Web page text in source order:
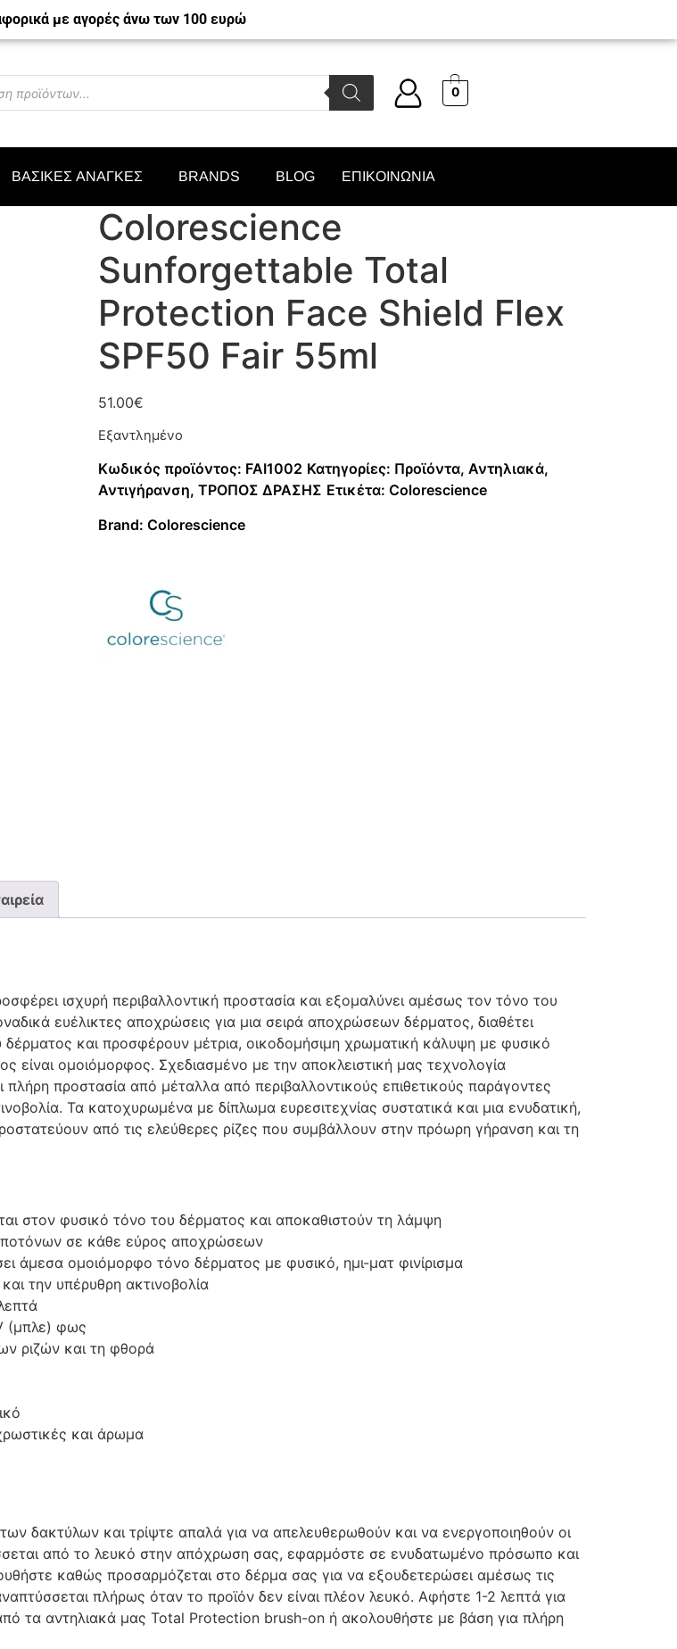
με αγορές άνω των 100 ευρώ
0
ΒΑΣΙΚΕΣ ΑΝΑΓΚΕΣ BRANDS BLOG ΕΠΙΚΟΙΝΩΝΙΑ
Colorescience
Sunforgettable Total
Protection Face Shield Flex
SPF50 Fair 55ml
51.00€
Εξαντλημένο
Κωδικός προϊόντος: FAI1002 Κατηγορίες: Προϊόντα, Αντηλιακά,
Αντιγήρανση, ΤΡΟΠΟΣ ΔΡΑΣΗΣ Ετικέτα: Colorescience
Brand: Colorescience
ισχυρή περιβαλλοντική προστασία και εξομαλύνει αμέσως τον τόνο του
ευέλικτες αποχρώσεις για μια σειρά αποχρώσεων δέρματος, διαθέτει
και προσφέρουν μέτρια, οικοδομήσιμη χρωματική κάλυψη με φυσικό
είναι ομοιόμορφος. Σχεδιασμένο με την αποκλειστική μας τεχνολογία
προστασία από μέταλλα από περιβαλλοντικούς επιθετικούς παράγοντες
Τα κατοχυρωμένα με δίπλωμα ευρεσιτεχνίας συστατικά και μια ενυδατική,
από τις ελεύθερες ρίζες που συμβάλλουν στην πρόωρη γήρανση και τη
στον φυσικό τόνο του δέρματος και αποκαθιστούν τη λάμψη
υποτόνων σε κάθε εύρος αποχρώσεων
άμεσα ομοιόμορφο τόνο δέρματος με φυσικό, ημι-ματ φινίρισμα
την υπέρυθρη ακτινοβολία
(μπλε) φως
ριζών και τη φθορά
και άρωμα
δακτύλων και τρίψτε απαλά για να απελευθερωθούν και να ενεργοποιηθούν οι
από το λευκό στην απόχρωση σας, εφαρμόστε σε ενυδατωμένο πρόσωπο και
καθώς προσαρμόζεται στο δέρμα σας για να εξουδετερώσει αμέσως τις
πλήρως όταν το προϊόν δεν είναι πλέον λευκό. Αφήστε 1-2 λεπτά για
τα αντηλιακά μας Total Protection brush-on ή ακολουθήστε με βάση για πλήρη